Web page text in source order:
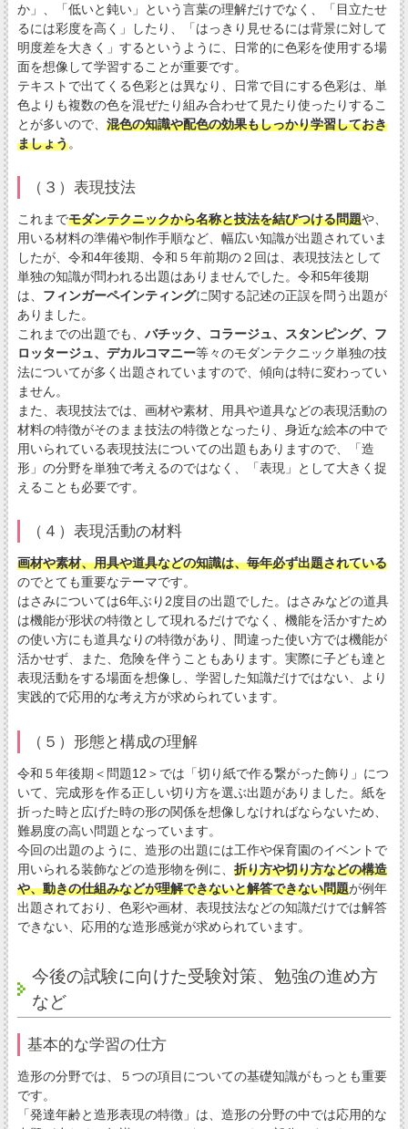
か」、「低いと鈍い」という言葉の理解だけでなく、「目立たせ
るには彩度を高く」したり、「はっきり見せるには背景に対して
明度差を大きく」するというように、日常的に色彩を使用する場
面を想像して学習することが重要です。
テキストで出てくる色彩とは異なり、日常で目にする色彩は、単
色よりも複数の色を混ぜたり組み合わせて見たり使ったりするこ
とが多いので、 混色の知識や配色の効果もしっかり学習しておき
ましょう。
（３）表現技法
これまでモダンテクニックから名称と技法を結びつける問題や、
用いる材料の準備や制作手順など、幅広い知識が出題されていま
したが、令和4年後期、令和５年前期の２回は、表現技法として
単独の知識が問われる出題はありませんでした。令和5年後期
は、 フィンガーペインティングに関する記述の正誤を問う出題が
ありました。
これまでの出題でも、 バチック、コラージュ、スタンピング、フ
ロッタージュ、デカルコマニー等々のモダンテクニック単独の技
法についてが多く出題されていますので、傾向は特に変わってい
ません。
また、表現技法では、画材や素材、用具や道具などの表現活動の
材料の特徴がそのまま技法の特徴となったり、身近な絵本の中で
用いられている表現技法についての出題もありますので、「造
形」の分野を単独で考えるのではなく、「表現」として大きく捉
えることも必要です。
（４）表現活動の材料
画材や素材、用具や道具などの知識は、毎年必ず出題されている
のでとても重要なテーマです。
はさみについては6年ぶり2度目の出題でした。はさみなどの道具
は機能が形状の特徴として現れるだけでなく、機能を活かすため
の使い方にも道具なりの特徴があり、間違った使い方では機能が
活かせず、また、危険を伴うこともあります。実際に子ども達と
表現活動をする場面を想像し、学習した知識だけではない、より
実践的で応用的な考え方が求められています。
（５）形態と構成の理解
令和５年後期＜問題12＞では「切り紙で作る繋がった飾り」につ
いて、完成形を作る正しい切り方を選ぶ出題がありました。紙を
折った時と広げた時の形の関係を想像しなければならないため、
難易度の高い問題となっています。
今回の出題のように、造形の出題には工作や保育園のイベントで
用いられる装飾などの造形物を例に、 折り方や切り方などの構造
や、動きの仕組みなどが理解できないと解答できない問題が例年
出題されており、色彩や画材、表現技法などの知識だけでは解答
できない、応用的な造形感覚が求められています。
今後の試験に向けた受験対策、勉強の進め方
など
基本的な学習の仕方
造形の分野では、５つの項目についての基礎知識がもっとも重要
です。
「発達年齢と造形表現の特徴」は、造形の分野の中では応用的な